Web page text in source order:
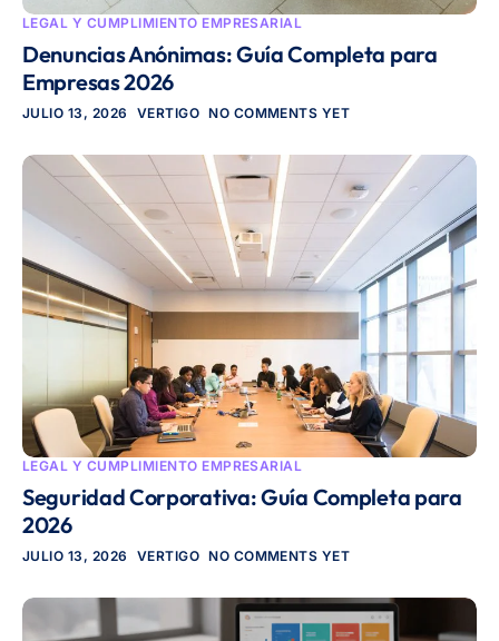
LEGAL Y CUMPLIMIENTO EMPRESARIAL
Denuncias Anónimas: Guía Completa para
Empresas 2026
JULIO 13, 2026 VERTIGO NO COMMENTS YET
LEGAL Y CUMPLIMIENTO EMPRESARIAL
Seguridad Corporativa: Guía Completa para
2026
JULIO 13, 2026 VERTIGO NO COMMENTS YET